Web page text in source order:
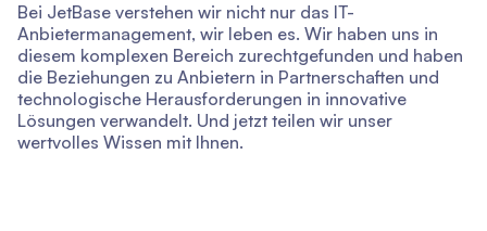
Bei JetBase verstehen wir nicht nur das IT-
Anbietermanagement, wir leben es. Wir haben uns in
diesem komplexen Bereich zurechtgefunden und haben
die Beziehungen zu Anbietern in Partnerschaften und
technologische Herausforderungen in innovative
Lösungen verwandelt. Und jetzt teilen wir unser
wertvolles Wissen mit Ihnen.